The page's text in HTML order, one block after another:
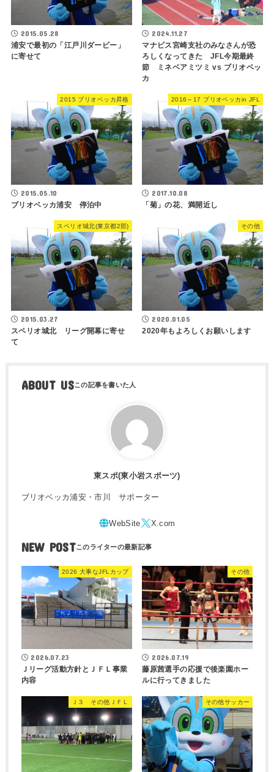
2015.05.28
浦安で最初の「江戸川ダービー」
に寄せて
2024.11.27
マナビス宮崎支社のみなさんが恐
ろしくなってきた JFL今期最終
節 ミネベアミツミ vs ブリオベッ
カ
2015 ブリオベッカ昇格
2015.05.10
ブリオベッカ浦安 停泊中
2016～17 ブリオベッカin JFL
2017.10.08
「菊」の花、満開近し
スペリオ城北(東京都2部)
2015.03.27
スペリオ城北 リーグ開幕に寄せ
て
その他
2020.01.05
2020年もよろしくお願いします
ABOUT US
東スポ(東小岩スポーツ)
ブリオベッカ浦安・市川 サポーター
NEW POST
2026 大事なJFLカップ
2026.07.23
Ｊリーグ活動方針とＪＦＬ事業
内容
その他
2026.07.19
藤原茜選手の応援で後楽園ホー
ルに行ってきました
Ｊ３ その他ＪＦＬ その他サッカー